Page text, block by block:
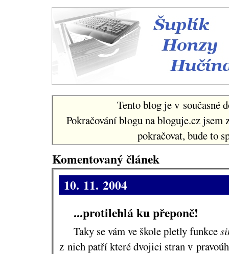
Tento blog je v současné
Pokračování blogu na bloguje.cz jsem
pokračovat, bude to
Komentovaný článek
10. 11. 2004
...protilehlá ku přeponě!
Taky se vám ve škole pletly funkce
z nich patří které dvojici stran v